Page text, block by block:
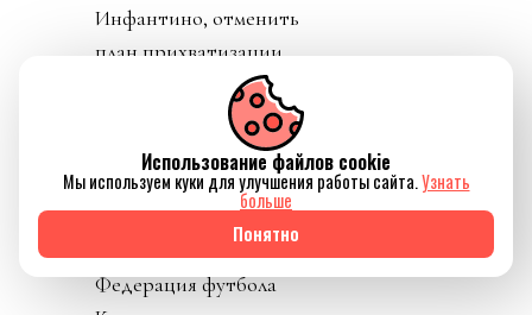
Инфантино, отменить
план прихватизации.
Опять смотрим что
такое «газлайтинг», а
равно и рассматриваем
подборку стран: Катар,
ОАЭ, Бутан, Шри
Федерация футбола
Использование файлов cookie
Мы используем куки для улучшения работы сайта.Узнать
больше
Понятно